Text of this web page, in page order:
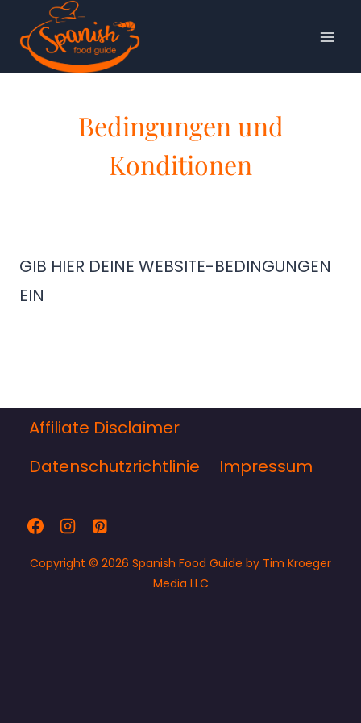
Inhalt
springen
Bedingungen und
Konditionen
GIB HIER DEINE WEBSITE-BEDINGUNGEN
EIN
Affiliate Disclaimer
Datenschutzrichtlinie
Impressum
Copyright © 2026 Spanish Food Guide by Tim Kroeger
Media LLC